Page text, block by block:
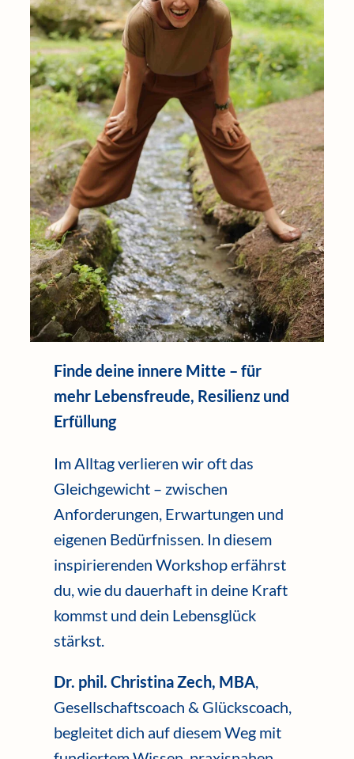
Finde deine innere Mitte – für
mehr Lebensfreude, Resilienz und
Erfüllung
Im Alltag verlieren wir oft das
Gleichgewicht – zwischen
Anforderungen, Erwartungen und
eigenen Bedürfnissen. In diesem
inspirierenden Workshop erfährst
du, wie du dauerhaft in deine Kraft
kommst und dein Lebensglück
stärkst.
Dr. phil. Christina Zech, MBA,
Gesellschaftscoach & Glückscoach,
begleitet dich auf diesem Weg mit